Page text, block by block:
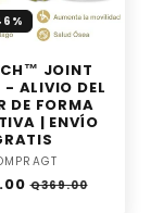
JOINT
- ALIVIO DEL
DE FORMA
| ENVÍO
Proveedor:
Precio
Q369.00